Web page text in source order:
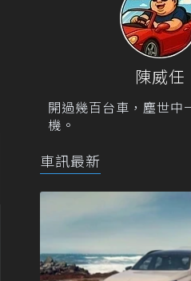
陳威任
開過幾百台車，塵世中
機。
車訊最新